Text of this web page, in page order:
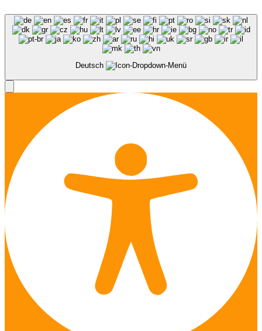
Deutsch